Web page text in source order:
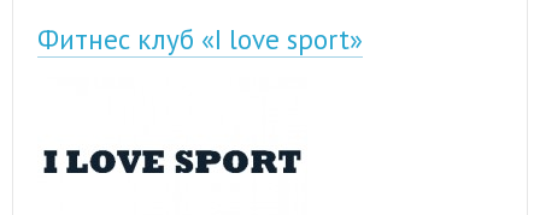
Фитнес клуб «I love sport»